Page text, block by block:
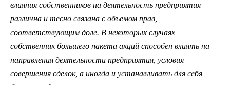
влияния собственников на деятельность предприятия
различна и тесно связана с объемом прав,
соответствующим доле. В некоторых случаях
собственник большего пакета акций способен влиять на
направления деятельности предприятия, условия
совершения сделок, а иногда и устанавливать для себя